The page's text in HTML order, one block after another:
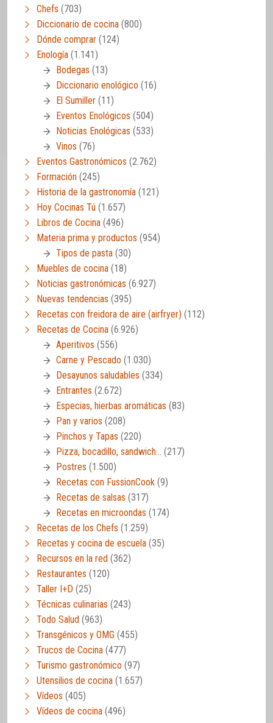
Chefs (703)
Diccionario de cocina (800)
Dónde comprar (124)
Enología (1.141)
Bodegas (13)
Diccionario enológico (16)
El Sumiller (11)
Eventos Enológicos (504)
Noticias Enológicas (533)
Vinos (76)
Eventos Gastronómicos (2.762)
Formación (245)
Historia de la gastronomía (121)
Hoy Cocinas Tú (1.657)
Libros de Cocina (496)
Materia prima y productos (954)
Tipos de pasta (30)
Muebles de cocina (18)
Noticias gastronómicas (6.927)
Nuevas tendencias (395)
Recetas con freidora de aire (airfryer) (112)
Recetas de Cocina (6.926)
Aperitivos (556)
Carne y Pescado (1.030)
Desayunos saludables (334)
Entrantes (2.672)
Especias, hierbas aromáticas (83)
Pan y varios (208)
Pinchos y Tapas (220)
Pizza, bocadillo, sandwich… (217)
Postres (1.500)
Recetas con FussionCook (9)
Recetas de salsas (317)
Recetas en microondas (174)
Recetas de los Chefs (1.259)
Recetas y cocina de escuela (35)
Recursos en la red (362)
Restaurantes (120)
Taller I+D (25)
Técnicas culinarias (243)
Todo Salud (963)
Transgénicos y OMG (455)
Trucos de Cocina (477)
Turismo gastronómico (97)
Utensilios de cocina (1.657)
Vídeos (405)
Vídeos de cocina (496)